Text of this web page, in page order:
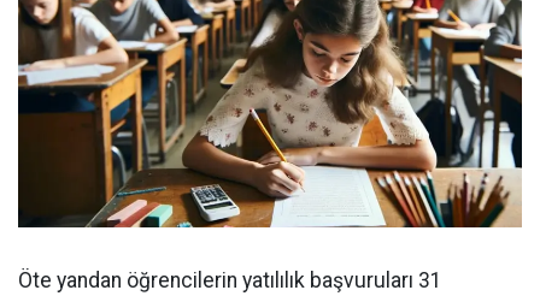
Öte yandan öğrencilerin yatılılık başvuruları 31